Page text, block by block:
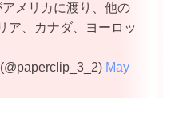
メリカに渡り、他の
ア、カナダ、ヨーロッ
May